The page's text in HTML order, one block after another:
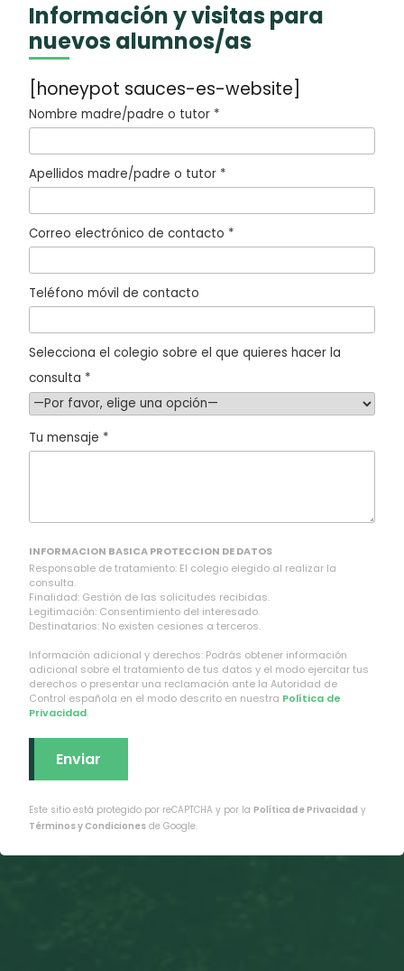
Información y visitas para
nuevos alumnos/as
[honeypot sauces-es-website]
Nombre madre/padre o tutor *
Apellidos madre/padre o tutor *
Correo electrónico de contacto *
Teléfono móvil de contacto
Selecciona el colegio sobre el que quieres hacer la
consulta *
Tu mensaje *
INFORMACION BASICA PROTECCION DE DATOS
Responsable de tratamiento: El colegio elegido al realizar la
consulta.
Finalidad: Gestión de las solicitudes recibidas.
Legitimación: Consentimiento del interesado.
Destinatarios: No existen cesiones a terceros.
Información adicional y derechos: Podrás obtener información
adicional sobre el tratamiento de tus datos y el modo ejercitar tus
derechos o presentar una reclamación ante la Autoridad de
Control española en el modo descrito en nuestra Política de
Privacidad.
Este sitio está protegido por reCAPTCHA y por la Política de Privacidad y
Términos y Condiciones de Google.